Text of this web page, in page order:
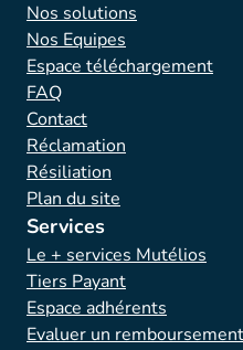
Nos solutions
Nos Equipes
Espace téléchargement
FAQ
Contact
Réclamation
Résiliation
Plan du site
Services
Le + services Mutélios
Tiers Payant
Espace adhérents
Evaluer un remboursement